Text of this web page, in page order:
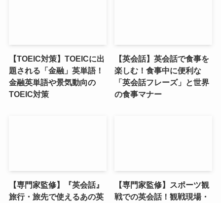
【TOEIC対策】TOEICに出
題される「金融」英単語！
金融英単語や景気動向の
TOEIC対策
【英会話】英会話で食事を
楽しむ！食事中に便利な
「英会話フレーズ」と世界
の食事マナー
【専門家監修】『英会話』
旅行・旅先で使えるあの英
【専門家監修】スポーツ観
戦での英会話！観戦現場・